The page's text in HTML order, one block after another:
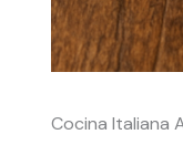
Cocina Italiana